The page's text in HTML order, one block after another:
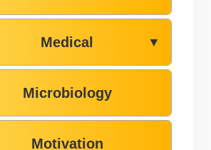
Medical ▼
Microbiology
Motivation